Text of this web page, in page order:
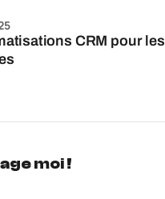
CRM pour les
moi !